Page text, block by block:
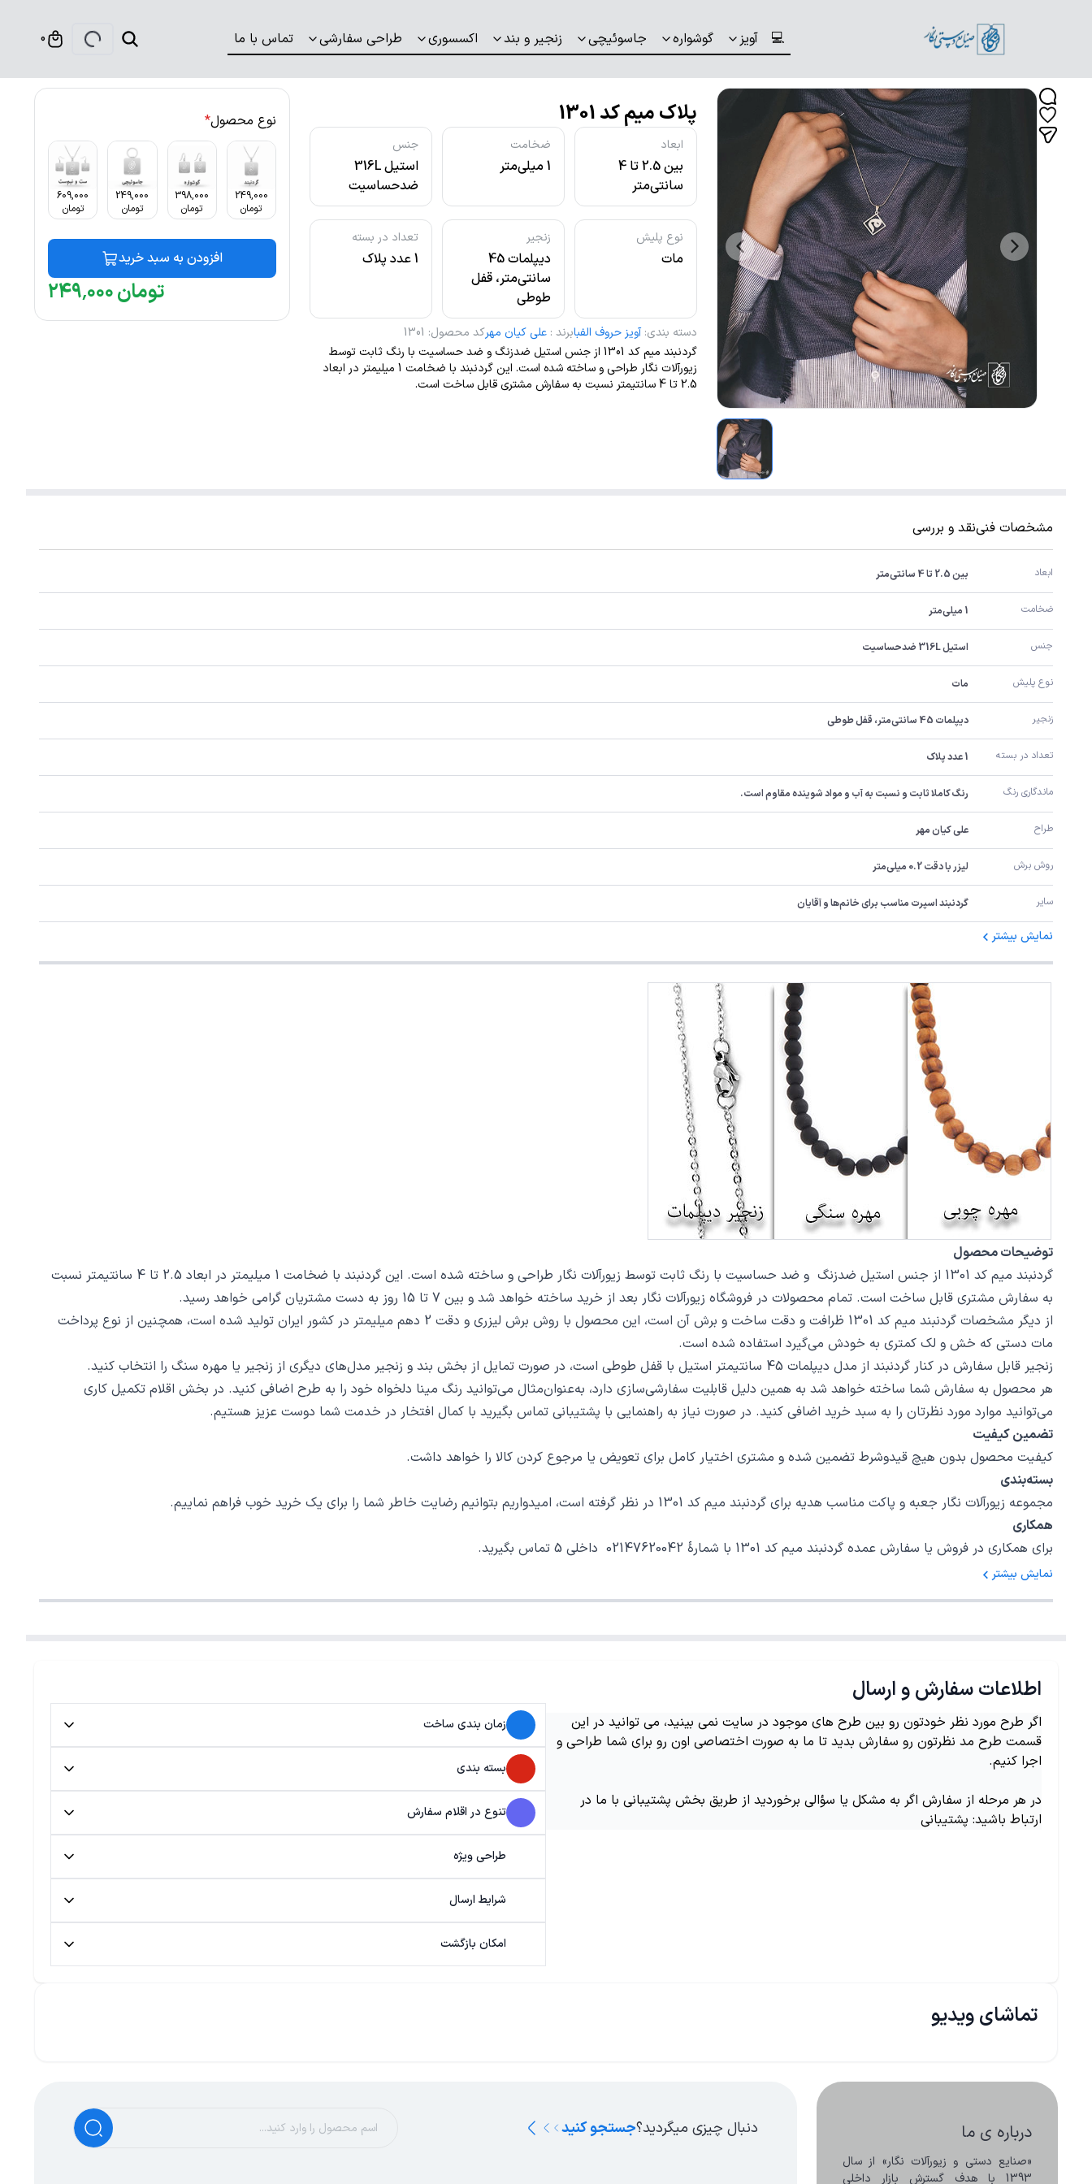
💻 آویز گوشواره جاسوئیچی زنجیر و بند اکسسوری طراحی سفارشی تماس با ما 0
پلاک میم کد 1301
ابعاد
بین 2.5 تا 4
سانتی‌متر
ضخامت
1 میلی‌متر
جنس
استیل 316L
ضدحساسیت
نوع پلیش
مات
زنجیر
دیپلمات 45
سانتی‌متر، قفل
طوطی
تعداد در بسته
1 عدد پلاک
دسته بندی: آویز حروف الفبابرند : علی کیان مهرکد محصول:
1301
گردنبند میم کد 1301 از جنس استیل ضدزنگ و ضد حساسیت با رنگ ثابت توسط
زیورآلات نگار طراحی و ساخته شده است. این گردنبند با ضخامت 1 میلیمتر در ابعاد
2.5 تا 4 سانتیمتر نسبت به سفارش مشتری قابل ساخت است.
نوع محصول*
249,000
تومان
398,000
تومان
249,000
تومان
609,000
تومان
افزودن به سبد خرید
۲۴۹٬۰۰۰تومان
مشخصات فنینقد و بررسی
ابعاد بین 2.5 تا 4 سانتی‌متر
ضخامت 1 میلی‌متر
جنس استیل 316L ضدحساسیت
نوع پلیش مات
زنجیر دیپلمات 45 سانتی‌متر، قفل طوطی
تعداد در بسته 1 عدد پلاک
ماندگاری رنگ رنگ کاملا ثابت و نسبت به آب و مواد شوینده مقاوم است.
طراح علی کیان مهر
روش برش لیزر با دقت 0.2 میلی‌متر
سایر گردنبند اسپرت مناسب برای خانم‌ها و آقایان
نمایش بیشتر
توضیحات محصول
گردنبند میم کد 1301 از جنس استیل ضدزنگ و ضد حساسیت با رنگ ثابت توسط زیورآلات نگار طراحی و ساخته شده است. این گردنبند با ضخامت 1 میلیمتر در ابعاد 2.5 تا 4 سانتیمتر نسبت
به سفارش مشتری قابل ساخت است. تمام محصولات در فروشگاه زیورآلات نگار بعد از خرید ساخته خواهد شد و بین 7 تا 15 روز به دست مشتریان گرامی خواهد رسید.
از دیگر مشخصات گردنبند میم کد 1301 ظرافت و دقت ساخت و برش آن است، این محصول با روش برش لیزری و دقت 2 دهم میلیمتر در کشور ایران تولید شده است، همچنین از نوع پرداخت
مات دستی که خش و لک کمتری به خودش می‌گیرد استفاده شده است.
زنجیر قابل سفارش در کنار گردنبند از مدل دیپلمات 45 سانتیمتر استیل با قفل طوطی است، در صورت تمایل از بخش بند و زنجیر مدل‌های دیگری از زنجیر یا مهره سنگ را انتخاب کنید.
هر محصول به سفارش شما ساخته خواهد شد به همین دلیل قابلیت سفارشی‌سازی دارد، به‌عنوان‌مثال می‌توانید رنگ مینا دلخواه خود را به طرح اضافی کنید. در بخش اقلام تکمیل کاری
می‌توانید موارد مورد نظرتان را به سبد خرید اضافی کنید. در صورت نیاز به راهنمایی با پشتیبانی تماس بگیرید با کمال افتخار در خدمت شما دوست عزیز هستیم.
تضمین کیفیت
کیفیت محصول بدون هیچ قیدوشرط تضمین شده و مشتری اختیار کامل برای تعویض یا مرجوع کردن کالا را خواهد داشت.
بسته‌بندی
مجموعه زیورآلات نگار جعبه و پاکت مناسب هدیه برای گردنبند میم کد 1301 در نظر گرفته است، امیدواریم بتوانیم رضایت خاطر شما را برای یک خرید خوب فراهم نماییم.
همکاری
برای همکاری در فروش یا سفارش عمده گردنبند میم کد 1301 با شمارهٔ 02147620042 داخلی 5 تماس بگیرید.
نمایش بیشتر
اطلاعات سفارش و ارسال
اگر طرح مورد نظر خودتون رو بین طرح های موجود در سایت نمی بینید، می توانید در این
قسمت طرح مد نظرتون رو سفارش بدید تا ما به صورت اختصاصی اون رو برای شما طراحی و
اجرا کنیم.
در هر مرحله از سفارش اگر به مشکل یا سؤالی برخوردید از طریق بخش پشتیبانی با ما در
ارتباط باشید: پشتیبانی
زمان بندی ساخت
بسته بندی
تنوع در اقلام سفارش
طراحی ویژه
شرایط ارسال
امکان بازگشت
تماشای ویدیو
درباره ی ما دنبال چیزی میگردید؟جستجو کنید